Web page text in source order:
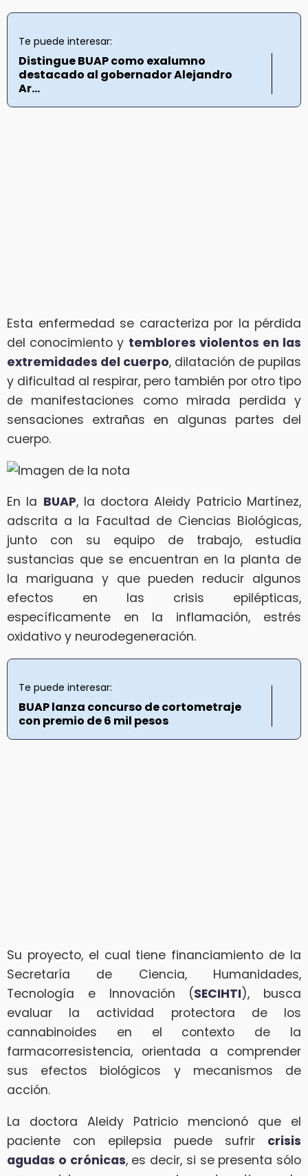
Te puede interesar:
Distingue BUAP como exalumno
destacado al gobernador Alejandro
Ar...
Esta enfermedad se caracteriza por la pérdida
del conocimiento y temblores violentos en las
extremidades del cuerpo, dilatación de pupilas
y dificultad al respirar, pero también por otro tipo
de manifestaciones como mirada perdida y
sensaciones extrañas en algunas partes del
cuerpo.
En la BUAP, la doctora Aleidy Patricio Martínez,
adscrita a la Facultad de Ciencias Biológicas,
junto con su equipo de trabajo, estudia
sustancias que se encuentran en la planta de
la mariguana y que pueden reducir algunos
efectos en las crisis epilépticas,
específicamente en la inflamación, estrés
oxidativo y neurodegeneración.
Te puede interesar:
BUAP lanza concurso de cortometraje
con premio de 6 mil pesos
Su proyecto, el cual tiene financiamiento de la
Secretaría de Ciencia, Humanidades,
Tecnología e Innovación (SECIHTI), busca
evaluar la actividad protectora de los
cannabinoides en el contexto de la
farmacorresistencia, orientada a comprender
sus efectos biológicos y mecanismos de
acción.
La doctora Aleidy Patricio mencionó que el
paciente con epilepsia puede sufrir crisis
agudas o crónicas, es decir, si se presenta sólo